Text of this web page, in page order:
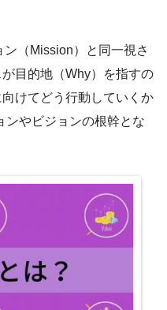
（Mission）と同一視さ
目的地（Why）を指すの
けてどう行動していくか
ンやビジョンの根幹とな